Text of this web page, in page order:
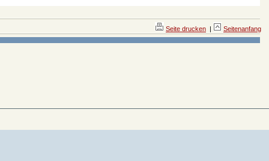
Seite drucken Seitenanfang